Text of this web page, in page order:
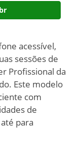
acessível,
sessões de
Profissional da
Este modelo
com
de
para